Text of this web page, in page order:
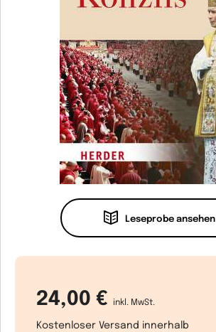
Leseprobe ansehen
24,00 € inkl. MwSt.
Kostenloser Versand innerhalb